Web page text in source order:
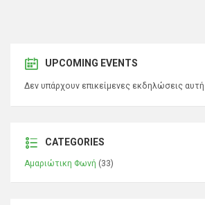
UPCOMING EVENTS
Δεν υπάρχουν επικείμενες εκδηλώσεις αυτή
CATEGORIES
Αμαριώτικη Φωνή (33)